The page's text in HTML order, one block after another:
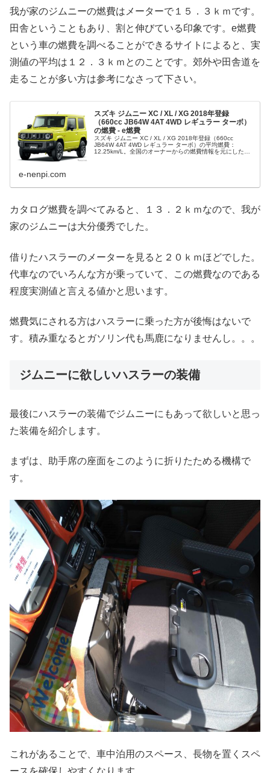
我が家のジムニーの燃費はメーターで１５．３ｋｍです。
田舎ということもあり、割と伸びている印象です。e燃費
という車の燃費を調べることができるサイトによると、実
測値の平均は１２．３ｋｍとのことです。郊外や田舎道を
走ることが多い方は参考になさって下さい。
スズキ ジムニー XC / XL / XG 2018年登録
（660cc JB64W 4AT 4WD レギュラー ターボ）
の燃費 - e燃費
スズキ ジムニー XC / XL / XG 2018年登録（660cc
JB64W 4AT 4WD レギュラー ターボ）の平均燃費：
12.25km/L。全国のオーナーからの燃費情報を元にした実
e-nenpi.com
カタログ燃費を調べてみると、１３．２ｋｍなので、我が
家のジムニーは大分優秀でした。
借りたハスラーのメーターを見ると２０ｋｍほどでした。
代車なのでいろんな方が乗っていて、この燃費なのである
程度実測値と言える値かと思います。
燃費気にされる方はハスラーに乗った方が後悔はないで
す。積み重なるとガソリン代も馬鹿になりませんし。。。
ジムニーに欲しいハスラーの装備
最後にハスラーの装備でジムニーにもあって欲しいと思っ
た装備を紹介します。
まずは、助手席の座面をこのように折りたためる機構で
す。
これがあることで、車中泊用のスペース、長物を置くスペ
ースを確保しやすくなります。